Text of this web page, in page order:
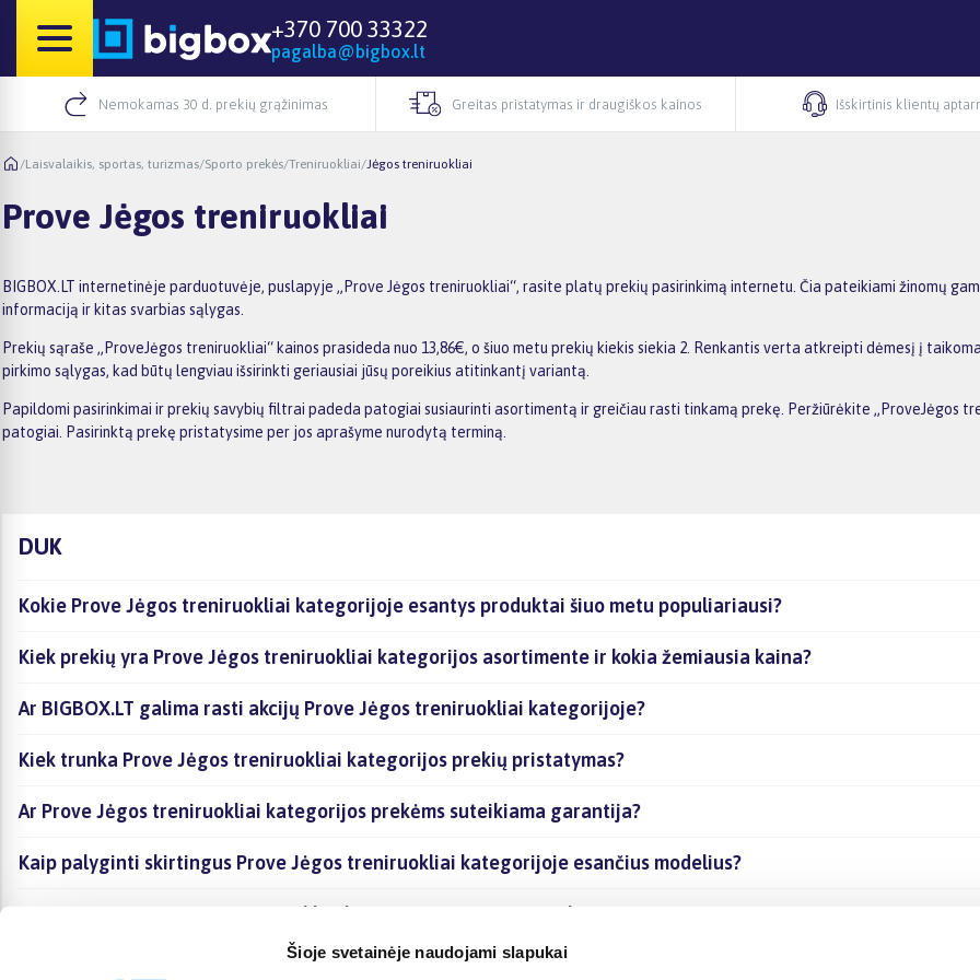
Šioje svetainėje naudojami slapukai
+370 700 33322
pagalba@bigbox.lt
Nemokamas 30 d. prekių grąžinimas Greitas pristatymas ir draugiškos kainos Išskirtinis klientų
/Laisvalaikis, sportas, turizmas/Sporto prekės/Treniruokliai/Jėgos treniruokliai
Prove Jėgos treniruokliai
BIGBOX.LT internetinėje parduotuvėje, puslapyje „Prove Jėgos treniruokliai“, rasite platų prekių pasirinkimą internetu. Čia pateikiami žinomų
informaciją ir kitas svarbias sąlygas.
Prekių sąraše „ProveJėgos treniruokliai“ kainos prasideda nuo 13,86€, o šiuo metu prekių kiekis siekia 2. Renkantis verta atkreipti dėmesį į
pirkimo sąlygas, kad būtų lengviau išsirinkti geriausiai jūsų poreikius atitinkantį variantą.
Papildomi pasirinkimai ir prekių savybių filtrai padeda patogiai susiaurinti asortimentą ir greičiau rasti tinkamą prekę. Peržiūrėkite „ProveJėgos
patogiai. Pasirinktą prekę pristatysime per jos aprašyme nurodytą terminą.
DUK
Kokie Prove Jėgos treniruokliai kategorijoje esantys produktai šiuo metu populiariausi?
Kiek prekių yra Prove Jėgos treniruokliai kategorijos asortimente ir kokia žemiausia kaina?
Ar BIGBOX.LT galima rasti akcijų Prove Jėgos treniruokliai kategorijoje?
Kiek trunka Prove Jėgos treniruokliai kategorijos prekių pristatymas?
Ar Prove Jėgos treniruokliai kategorijos prekėms suteikiama garantija?
Kaip palyginti skirtingus Prove Jėgos treniruokliai kategorijoje esančius modelius?
Kaip įsigyti Prove Jėgos treniruokliai kategorijoje esančias prekes internetu?